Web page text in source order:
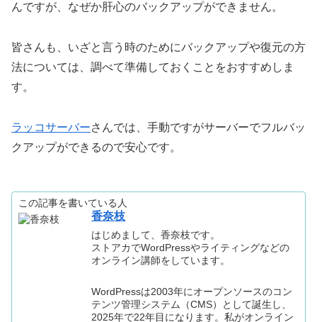
んですが、なぜか肝心のバックアップができません。
皆さんも、いざと言う時のためにバックアップや復元の方
法については、調べて準備しておくことをおすすめしま
す。
ラッコサーバーさんでは、手動ですがサーバーでフルバッ
クアップができるので安心です。
この記事を書いている人
香奈枝
はじめまして、香奈枝です。
ストアカでWordPressやライティングなどの
オンライン講師をしています。
WordPressは2003年にオープンソースのコン
テンツ管理システム（CMS）として誕生し、
2025年で22年目になります。私がオンライン